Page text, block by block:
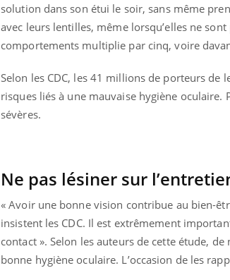
solution dans son étui le soir, sans même
avec leurs lentilles, même lorsqu’elles ne
comportements multiplie par cinq, voire
Selon les CDC, les 41 millions de porteurs de
risques liés à une mauvaise hygiène oculaire.
sévères.
Ne pas lésiner sur
« Avoir une bonne vision contribue au bien-
insistent les CDC. Il est extrêmement
contact ». Selon les auteurs de cette étude,
bonne hygiène oculaire. L’occasion de les